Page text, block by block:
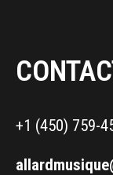
+1 (450) 759-